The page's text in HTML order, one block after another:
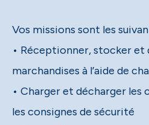
Vos missions sont les
• Réceptionner, stocker et
marchandises à l’aide de
• Charger et décharger les
les consignes de sécurité